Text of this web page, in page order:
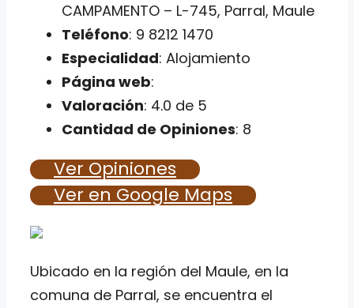
CAMPAMENTO – L-745, Parral, Maule
Teléfono: 9 8212 1470
Especialidad: Alojamiento
Página web:
Valoración: 4.0 de 5
Cantidad de Opiniones: 8
Ver Opiniones
Ver en Google Maps
Ubicado en la región del Maule, en la
comuna de Parral, se encuentra el